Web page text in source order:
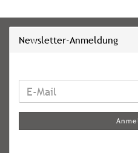
Newsletter-Anmeldung
WEITER
ZUR
ANMELDUNG
E-